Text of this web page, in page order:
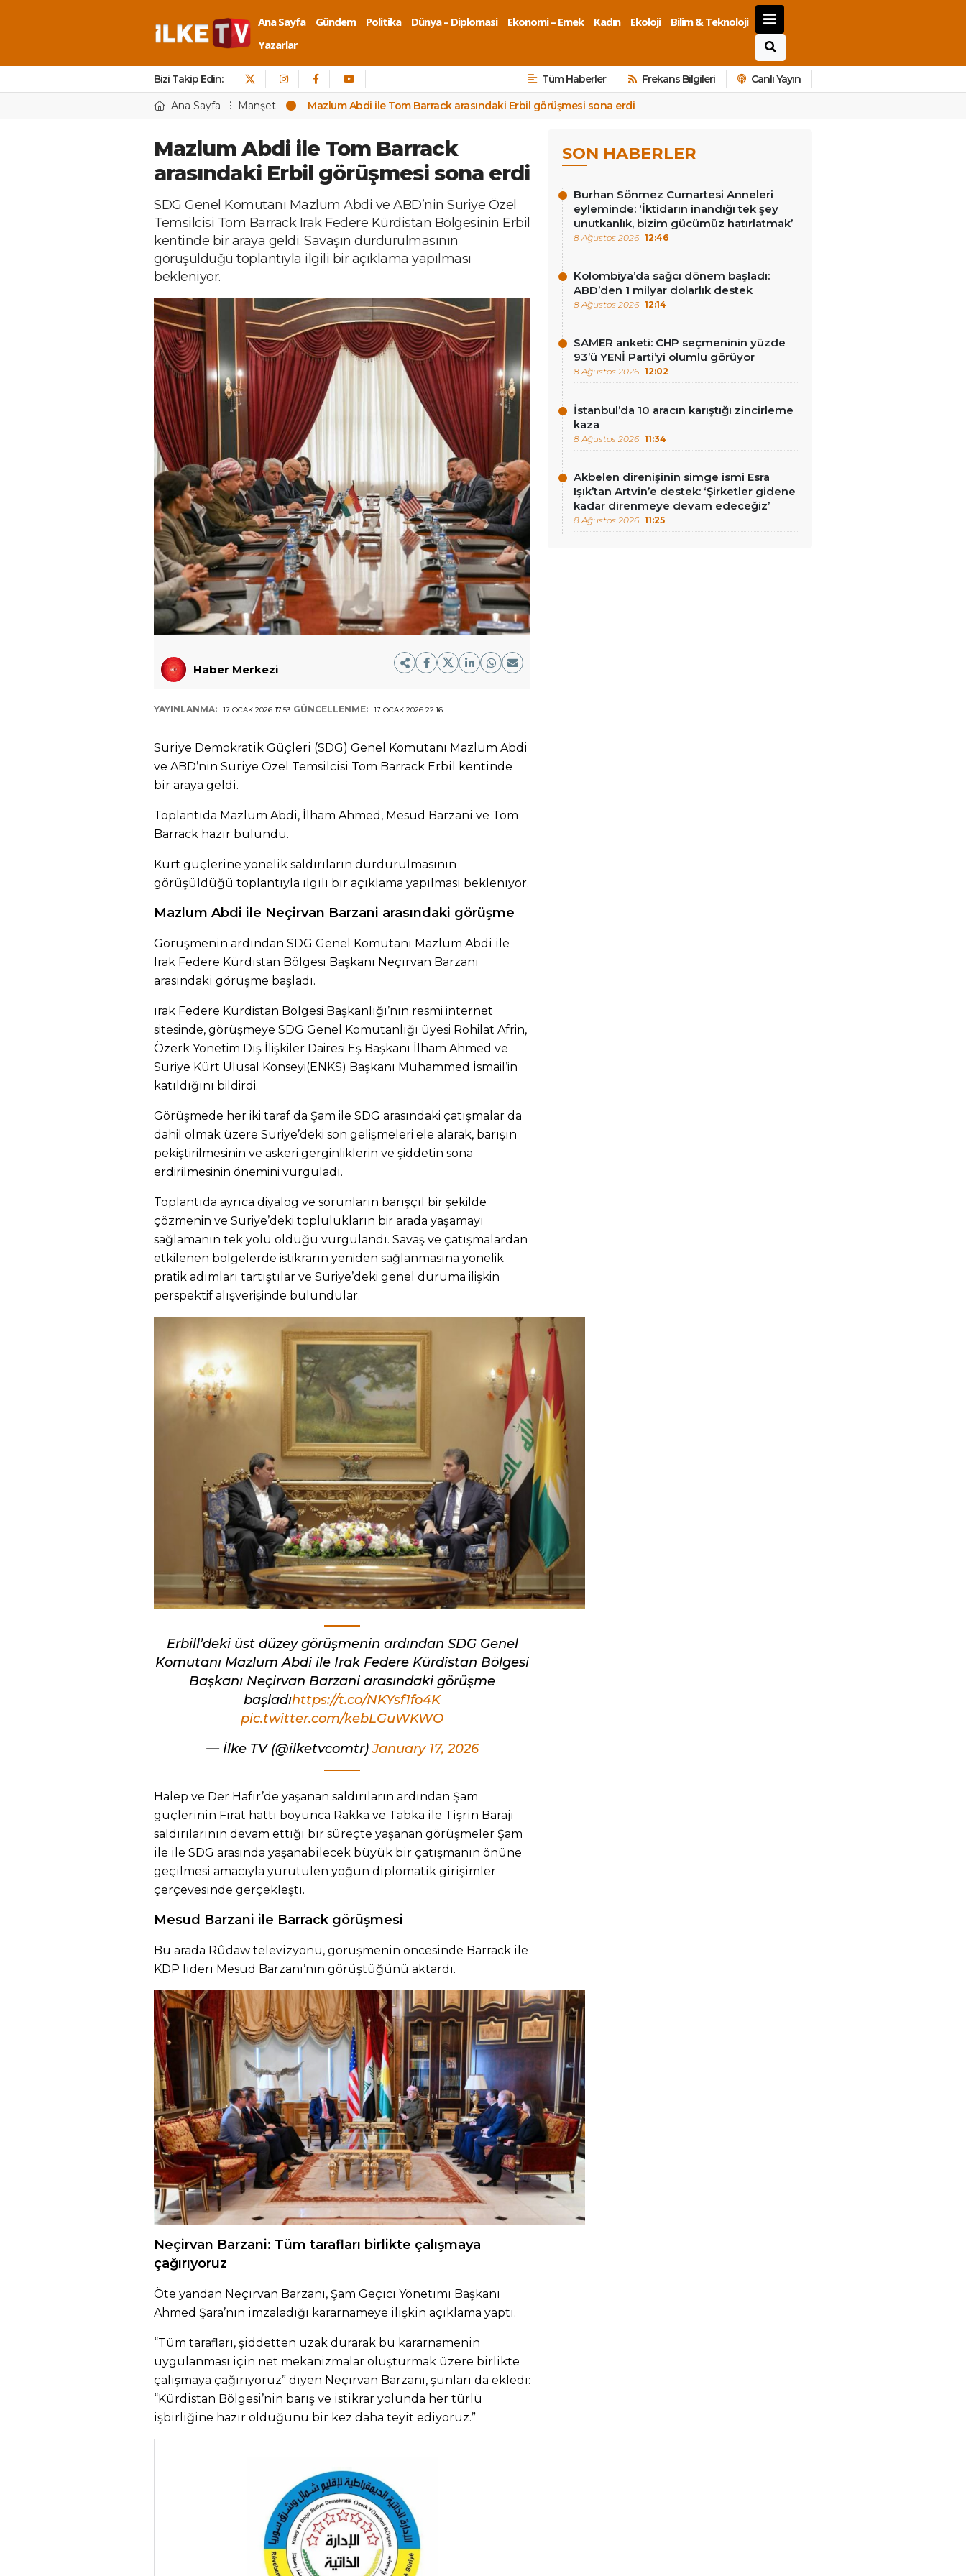
Ana Sayfa Gündem Politika Dünya – Diplomasi Ekonomi – Emek Kadın Ekoloji
Bilim & Teknoloji
Yazarlar
Bizi Takip Edin: Tüm Haberler Frekans Bilgileri Canlı Yayın
Ana Sayfa Manşet Mazlum Abdi ile Tom Barrack arasındaki Erbil görüşmesi sona erdi
Mazlum Abdi ile Tom Barrack
arasındaki Erbil görüşmesi sona erdi
SDG Genel Komutanı Mazlum Abdi ve ABD’nin Suriye Özel
Temsilcisi Tom Barrack Irak Federe Kürdistan Bölgesinin Erbil
kentinde bir araya geldi. Savaşın durdurulmasının
görüşüldüğü toplantıyla ilgili bir açıklama yapılması
bekleniyor.
Haber Merkezi
YAYINLANMA: 17 OCAK 2026 17:53 GÜNCELLENME: 17 OCAK 2026 22:16
Suriye Demokratik Güçleri (SDG) Genel Komutanı Mazlum Abdi
ve ABD’nin Suriye Özel Temsilcisi Tom Barrack Erbil kentinde
bir araya geldi.
Toplantıda Mazlum Abdi, İlham Ahmed, Mesud Barzani ve Tom
Barrack hazır bulundu.
Kürt güçlerine yönelik saldırıların durdurulmasının
görüşüldüğü toplantıyla ilgili bir açıklama yapılması bekleniyor.
Mazlum Abdi ile Neçirvan Barzani arasındaki görüşme
Görüşmenin ardından SDG Genel Komutanı Mazlum Abdi ile
Irak Federe Kürdistan Bölgesi Başkanı Neçirvan Barzani
arasındaki görüşme başladı.
ırak Federe Kürdistan Bölgesi Başkanlığı’nın resmi internet
sitesinde, görüşmeye SDG Genel Komutanlığı üyesi Rohilat Afrin,
Özerk Yönetim Dış İlişkiler Dairesi Eş Başkanı İlham Ahmed ve
Suriye Kürt Ulusal Konseyi(ENKS) Başkanı Muhammed İsmail’in
katıldığını bildirdi.
Görüşmede her iki taraf da Şam ile SDG arasındaki çatışmalar da
dahil olmak üzere Suriye’deki son gelişmeleri ele alarak, barışın
pekiştirilmesinin ve askeri gerginliklerin ve şiddetin sona
erdirilmesinin önemini vurguladı.
Toplantıda ayrıca diyalog ve sorunların barışçıl bir şekilde
çözmenin ve Suriye’deki toplulukların bir arada yaşamayı
sağlamanın tek yolu olduğu vurgulandı. Savaş ve çatışmalardan
etkilenen bölgelerde istikrarın yeniden sağlanmasına yönelik
pratik adımları tartıştılar ve Suriye’deki genel duruma ilişkin
perspektif alışverişinde bulundular.
Erbill’deki üst düzey görüşmenin ardından SDG Genel
Komutanı Mazlum Abdi ile Irak Federe Kürdistan Bölgesi
Başkanı Neçirvan Barzani arasındaki görüşme
başladıhttps://t.co/NKYsf1fo4K
pic.twitter.com/kebLGuWKWO
— İlke TV (@ilketvcomtr)January 17, 2026
Halep ve Der Hafir’de yaşanan saldırıların ardından Şam
güçlerinin Fırat hattı boyunca Rakka ve Tabka ile Tişrin Barajı
saldırılarının devam ettiği bir süreçte yaşanan görüşmeler Şam
ile ile SDG arasında yaşanabilecek büyük bir çatışmanın önüne
geçilmesi amacıyla yürütülen yoğun diplomatik girişimler
çerçevesinde gerçekleşti.
Mesud Barzani ile Barrack görüşmesi
Bu arada Rûdaw televizyonu, görüşmenin öncesinde Barrack ile
KDP lideri Mesud Barzani’nin görüştüğünü aktardı.
Neçirvan Barzani: Tüm tarafları birlikte çalışmaya
çağırıyoruz
Öte yandan Neçirvan Barzani, Şam Geçici Yönetimi Başkanı
Ahmed Şara’nın imzaladığı kararnameye ilişkin açıklama yaptı.
“Tüm tarafları, şiddetten uzak durarak bu kararnamenin
uygulanması için net mekanizmalar oluşturmak üzere birlikte
çalışmaya çağırıyoruz” diyen Neçirvan Barzani, şunları da ekledi:
“Kürdistan Bölgesi’nin barış ve istikrar yolunda her türlü
işbirliğine hazır olduğunu bir kez daha teyit ediyoruz.”
SON HABERLER
Burhan Sönmez Cumartesi Anneleri
eyleminde: ‘İktidarın inandığı tek şey
unutkanlık, bizim gücümüz hatırlatmak’
8 Ağustos 2026 12:46
Kolombiya’da sağcı dönem başladı:
ABD’den 1 milyar dolarlık destek
8 Ağustos 2026 12:14
SAMER anketi: CHP seçmeninin yüzde
93’ü YENİ Parti’yi olumlu görüyor
8 Ağustos 2026 12:02
İstanbul’da 10 aracın karıştığı zincirleme
kaza
8 Ağustos 2026 11:34
Akbelen direnişinin simge ismi Esra
Işık’tan Artvin’e destek: ‘Şirketler gidene
kadar direnmeye devam edeceğiz’
8 Ağustos 2026 11:25